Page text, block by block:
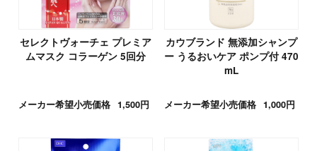
セレクトヴォーチェ プレミア
ムマスク コラーゲン 5回分
メーカー希望小売価格 1,500円
カウブランド 無添加シャンプ
ー うるおいケア ポンプ付 470
mL
メーカー希望小売価格 1,000円